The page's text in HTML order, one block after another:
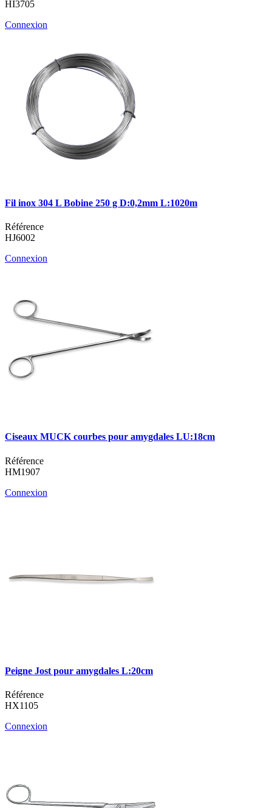
HI3705
Connexion
Fil inox 304 L Bobine 250 g D:0,2mm L:1020m
Référence
HJ6002
Connexion
Ciseaux MUCK courbes pour amygdales LU:18cm
Référence
HM1907
Connexion
Peigne Jost pour amygdales L:20cm
Référence
HX1105
Connexion